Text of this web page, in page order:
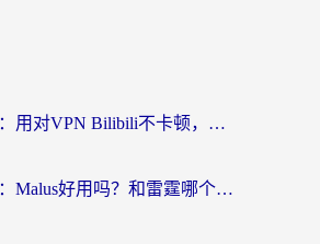
海外党必看：用对VPN Bilibili不卡顿，英国玩国内游戏也丝滑——2026回国加速器选择指南
海外党实测：Malus好用吗？和雷霆哪个好？+ 3款热门加速器深度对比